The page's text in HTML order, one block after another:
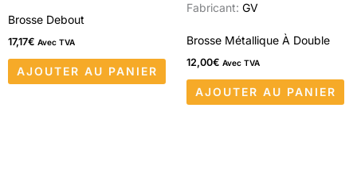
Brosse Debout
17,17€ Avec TVA
AJOUTER AU PANIER
Fabricant: GV
Brosse Métallique À Double
12,00€ Avec TVA
AJOUTER AU PANIER